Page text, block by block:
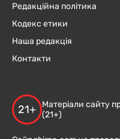
Редакційна політика
Кодекс етики
Наша редакція
Контакти
21+
Матеріали сайту
(21+)